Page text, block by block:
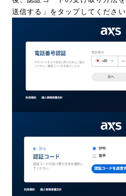
送信する」をタップしてください